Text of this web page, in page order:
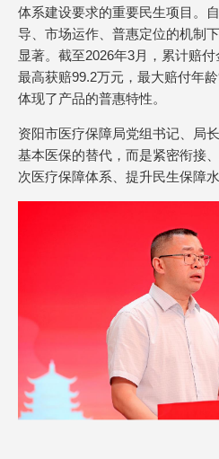
体系建设要求的重要民生项目。
导、市场运作、普惠定位的机制
显著。截至2026年3月，累计赔
最高获赔99.2万元，最大赔付年
体现了产品的普惠特性。
资阳市医疗保障局党组书记、局
基本医保的替代，而是紧密衔接
次医疗保障体系、提升民生保障